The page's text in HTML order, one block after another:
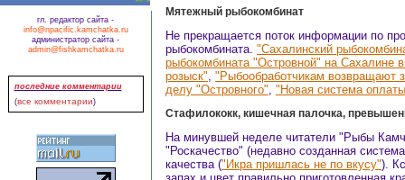
гл. редактор сайта -
info@npacific.kamchatka.ru
администратор сайта -
admin@fishkamchatka.ru
последние комментарии
(все комментарии)
Мятежный рыбокомбинат
Не прекращается поток информации по
рыбокомбината. "Сахалинский
рыбокомбината "Островной" на Сахалине
розыск", "Рыбообработчикам возвращают
делу "Островного", "Новая система
Стафилококк, кишечная палочка,
На минувшей неделе читатели "Рыбы
"Роскачество" (недавно созданная
качества ("Икра пришлась не по вкусу").